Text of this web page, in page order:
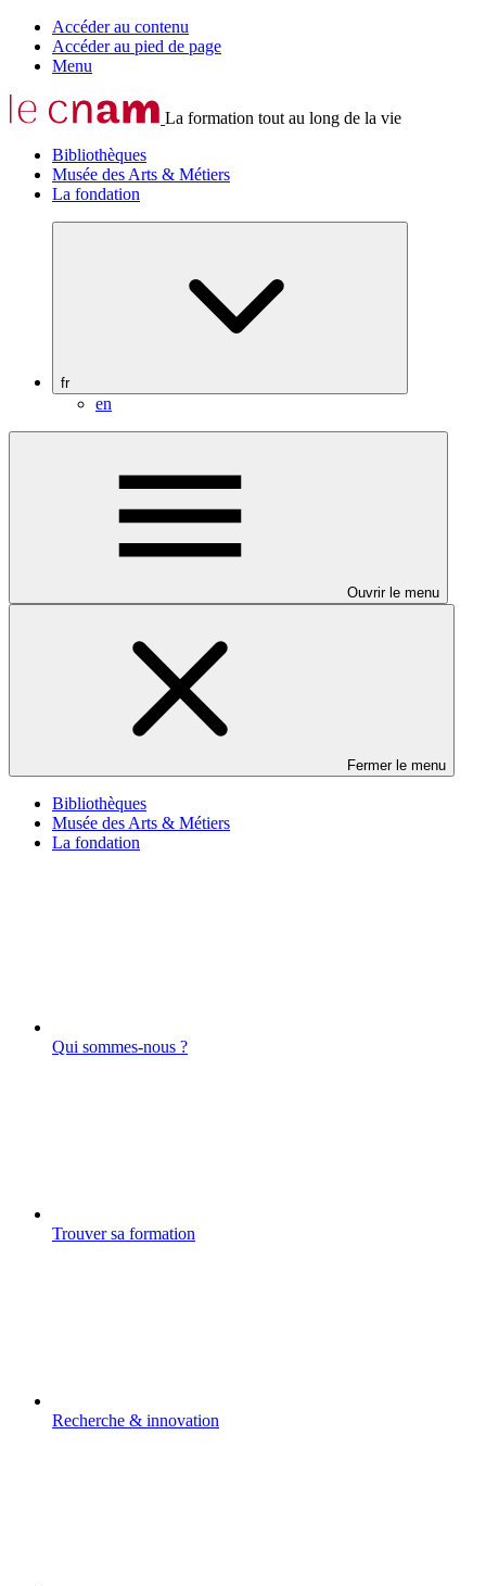
Accéder au contenu
Accéder au pied de page
Menu
La formation tout au long de la vie
Bibliothèques
Musée des Arts & Métiers
La fondation
fr
en
Ouvrir le menu
Fermer le menu
Bibliothèques
Musée des Arts & Métiers
La fondation
Qui sommes-nous ?
Trouver sa formation
Recherche & innovation